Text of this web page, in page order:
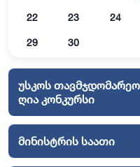
22 23 24
29 30
უსკოს
ღია კონკურსი
მინისტრის საათი